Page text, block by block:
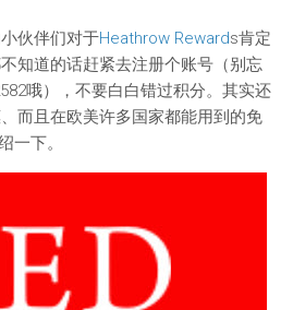
伙伴们对于Heathrow Rewards肯定
知道的话赶紧去注册个账号（别忘
哦），不要白白错过积分。其实还
而且在欧美许多国家都能用到的免
一下。